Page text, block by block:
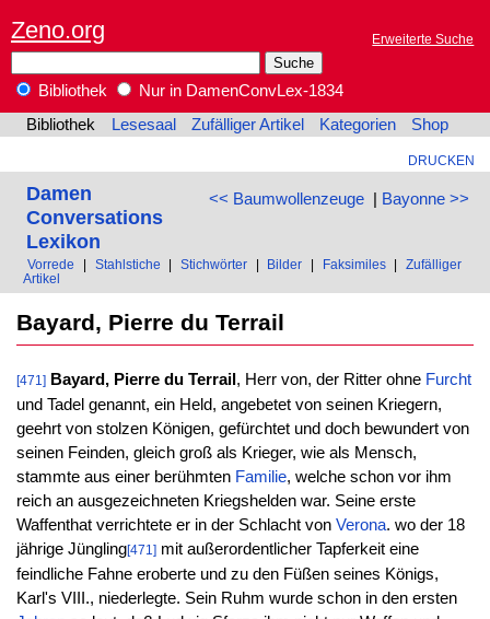
Zeno.org Erweiterte Suche
Bibliothek
Nur in DamenConvLex-1834
Bibliothek
Lesesaal Zufälliger Artikel Kategorien Shop
DRUCKEN
<< Baumwollenzeuge| Bayonne >>
Damen
Conversations
Lexikon
Vorrede Stahlstiche Stichwörter Bilder Faksimiles
Zufälliger
Artikel
Bayard, Pierre du Terrail
[471] Bayard, Pierre du Terrail , Herr von, der Ritter ohne Furcht
und Tadel genannt, ein Held, angebetet von seinen Kriegern,
geehrt von stolzen Königen, gefürchtet und doch bewundert von
seinen Feinden, gleich groß als Krieger, wie als Mensch,
stammte aus einer berühmten Familie, welche schon vor ihm
reich an ausgezeichneten Kriegshelden war. Seine erste
Waffenthat verrichtete er in der Schlacht von Verona. wo der 18
jährige Jüngling[471]mit außerordentlicher Tapferkeit eine
feindliche Fahne eroberte und zu den Füßen seines Königs,
Karl's VIII., niederlegte. Sein Ruhm wurde schon in den ersten